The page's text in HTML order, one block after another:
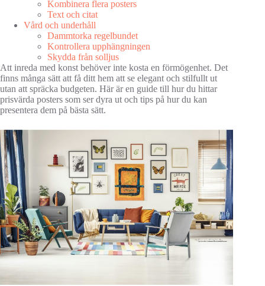
Kombinera flera posters
Text och citat
Vård och underhåll
Dammtorka regelbundet
Kontrollera upphängningen
Skydda från solljus
Att inreda med konst behöver inte kosta en förmögenhet. Det
finns många sätt att få ditt hem att se elegant och stilfullt ut
utan att spräcka budgeten. Här är en guide till hur du hittar
prisvärda posters som ser dyra ut och tips på hur du kan
presentera dem på bästa sätt.